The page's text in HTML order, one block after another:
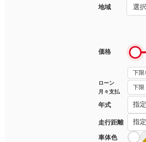
地域 選
価格
ローン
月々支払
年式
走行距離
車体色